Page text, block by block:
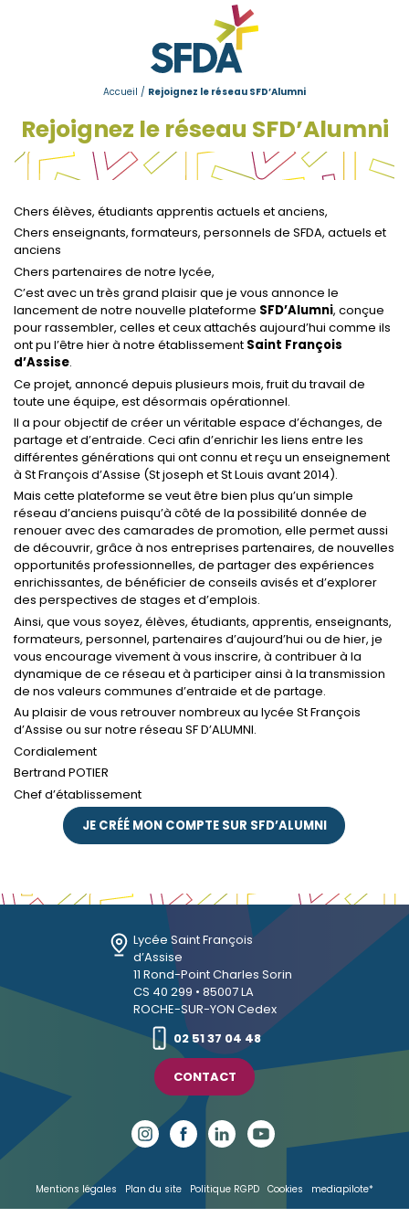
Accueil / Rejoignez le réseau SFD’Alumni
Rejoignez le réseau SFD’Alumni
Chers élèves, étudiants apprentis actuels et anciens,
Chers enseignants, formateurs, personnels de SFDA, actuels et
anciens
Chers partenaires de notre lycée,
C’est avec un très grand plaisir que je vous annonce le
lancement de notre nouvelle plateforme SFD’Alumni, conçue
pour rassembler, celles et ceux attachés aujourd’hui comme ils
ont pu l’être hier à notre établissement Saint François
d’Assise.
Ce projet, annoncé depuis plusieurs mois, fruit du travail de
toute une équipe, est désormais opérationnel.
Il a pour objectif de créer un véritable espace d’échanges, de
partage et d’entraide. Ceci afin d’enrichir les liens entre les
différentes générations qui ont connu et reçu un enseignement
à St François d’Assise (St joseph et St Louis avant 2014).
Mais cette plateforme se veut être bien plus qu’un simple
réseau d’anciens puisqu’à côté de la possibilité donnée de
renouer avec des camarades de promotion, elle permet aussi
de découvrir, grâce à nos entreprises partenaires, de nouvelles
opportunités professionnelles, de partager des expériences
enrichissantes, de bénéficier de conseils avisés et d’explorer
des perspectives de stages et d’emplois.
Ainsi, que vous soyez, élèves, étudiants, apprentis, enseignants,
formateurs, personnel, partenaires d’aujourd’hui ou de hier, je
vous encourage vivement à vous inscrire, à contribuer à la
dynamique de ce réseau et à participer ainsi à la transmission
de nos valeurs communes d’entraide et de partage.
Au plaisir de vous retrouver nombreux au lycée St François
d’Assise ou sur notre réseau SF D’ALUMNI.
Cordialement
Bertrand POTIER
Chef d’établissement
JE CRÉÉ MON COMPTE SUR SFD’ALUMNI
Lycée Saint François
d’Assise
11 Rond-Point Charles Sorin
CS 40 299 • 85007 LA
ROCHE-SUR-YON Cedex
02 51 37 04 48
CONTACT
Mentions légales Plan du site Politique RGPD Cookies mediapilote*